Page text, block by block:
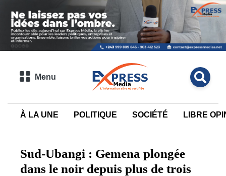
Menu
À LA UNE POLITIQUE SOCIÉTÉ LIBRE
Sud-Ubangi : Gemena plongée
dans le noir depuis plus de trois